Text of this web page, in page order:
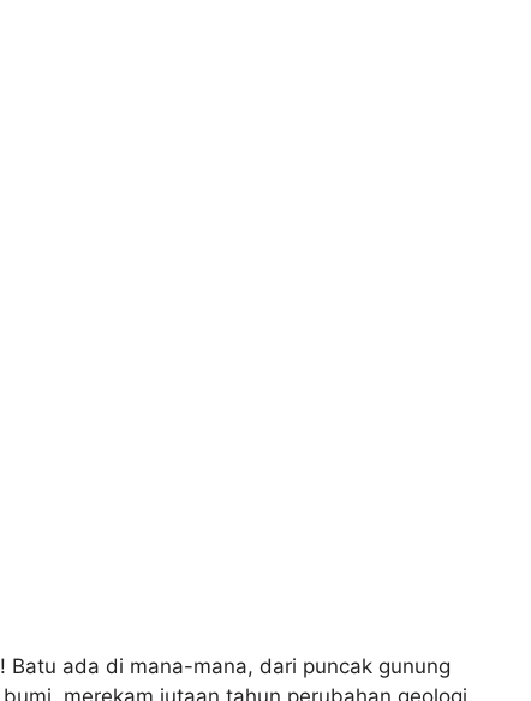
Batu ada di mana-mana, dari puncak gunung